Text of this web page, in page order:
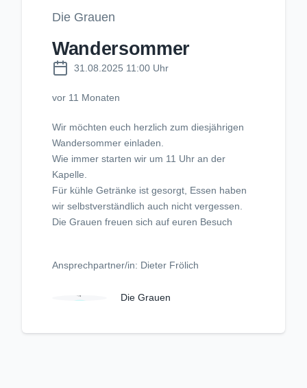
Die Grauen
Wandersommer
31.08.2025 11:00 Uhr
vor 11 Monaten
Wir möchten euch herzlich zum diesjährigen
Wandersommer einladen.
Wie immer starten wir um 11 Uhr an der
Kapelle.
Für kühle Getränke ist gesorgt, Essen haben
wir selbstverständlich auch nicht vergessen.
Die Grauen freuen sich auf euren Besuch
Ansprechpartner/in: Dieter Frölich
Die Grauen